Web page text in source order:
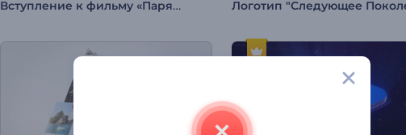
Вступление к фильму «Парящие воздушные шары»